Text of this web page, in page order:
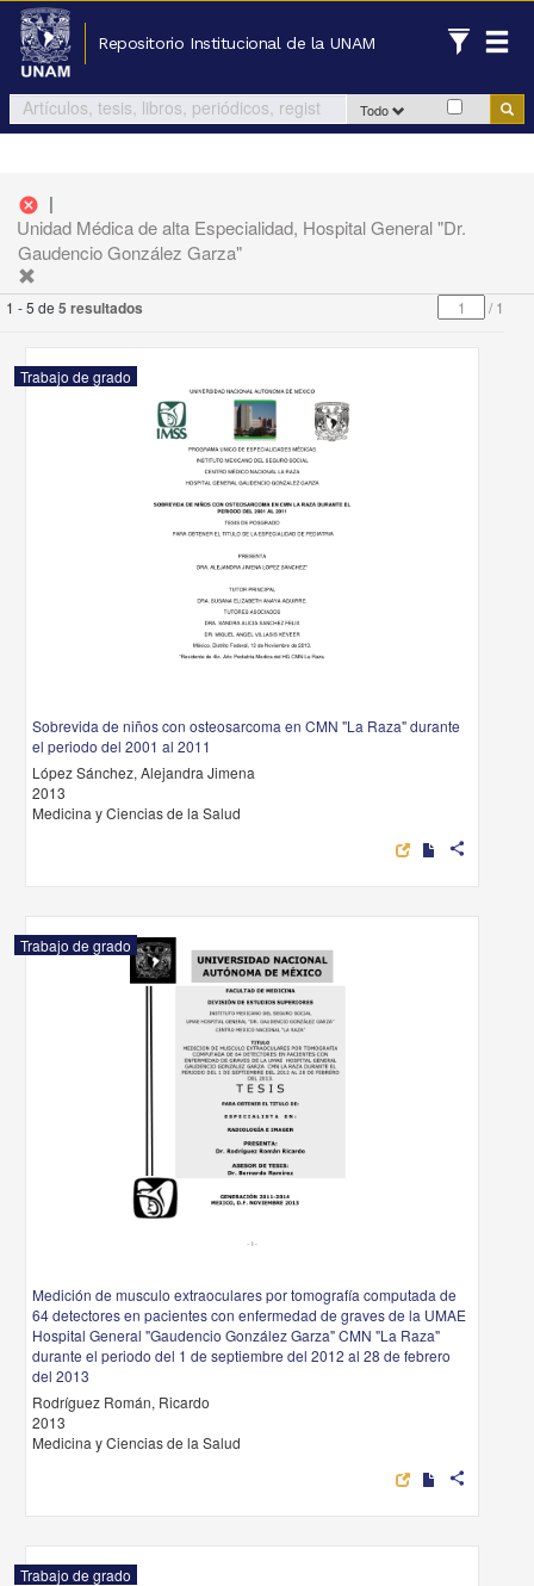
Repositorio Institucional de la UNAM
Todo
cancel |
Unidad Médica de alta Especialidad, Hospital General "Dr.
Gaudencio González Garza"
1 - 5 de 5 resultados /1
Trabajo de grado
Sobrevida de niños con osteosarcoma en CMN "La Raza" durante
el periodo del 2001 al 2011
López Sánchez, Alejandra Jimena
2013
Medicina y Ciencias de la Salud
share
Trabajo de grado
Medición de musculo extraoculares por tomografía computada de
64 detectores en pacientes con enfermedad de graves de la UMAE
Hospital General "Gaudencio González Garza" CMN "La Raza"
durante el periodo del 1 de septiembre del 2012 al 28 de febrero
del 2013
Rodríguez Román, Ricardo
2013
Medicina y Ciencias de la Salud
share
Trabajo de grado